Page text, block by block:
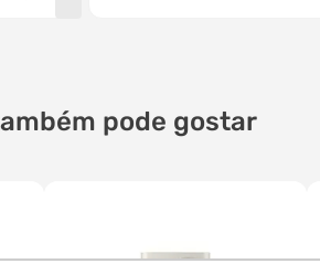
pode gostar